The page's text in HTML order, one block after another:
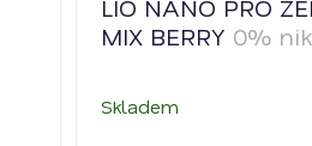
LIO NANO PRO
MIX BERRY 0%
Skladem